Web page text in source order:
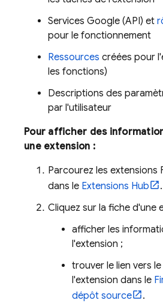
Services Google (API) et
pour le fonctionnement
Ressources créées pour
les fonctions)
Descriptions des
par l'utilisateur
Pour afficher des
une extension :
Parcourez les extensions
dans le Extensions Hub
.
Cliquez sur la fiche d'une
afficher les
l'extension ;
trouver le lien vers
l'extension dans le
dépôt source
.